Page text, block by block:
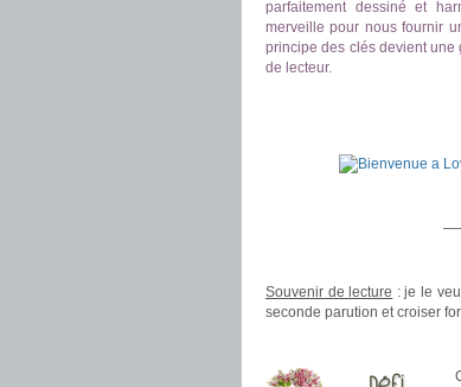
parfaitement dessiné et
merveille pour nous fournir
principe des clés devient une
de lecteur.
Souvenir de lecture : je le
seconde parution et croiser